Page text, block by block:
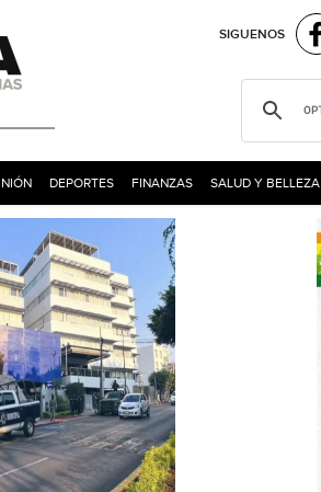
SIGUENOS
DEPORTES FINANZAS SALUD Y BELLEZA